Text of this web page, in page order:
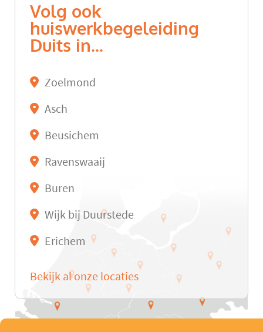
Volg ook
huiswerkbegeleiding
Duits in...
Zoelmond
Asch
Beusichem
Ravenswaaij
Buren
Wijk bij Duurstede
Erichem
Bekijk al onze locaties